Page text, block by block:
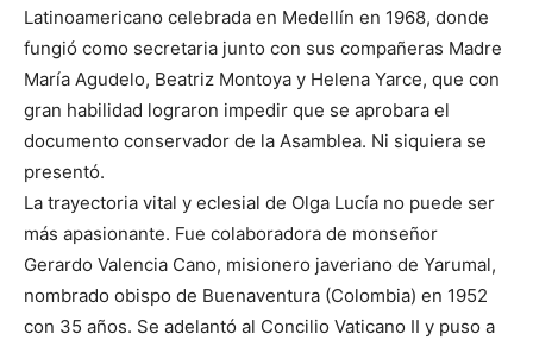
Latinoamericano celebrada en Medellín en 1968, donde
fungió como secretaria junto con sus compañeras Madre
María Agudelo, Beatriz Montoya y Helena Yarce, que con
gran habilidad lograron impedir que se aprobara el
documento conservador de la Asamblea. Ni siquiera se
presentó.
La trayectoria vital y eclesial de Olga Lucía no puede ser
más apasionante. Fue colaboradora de monseñor
Gerardo Valencia Cano, misionero javeriano de Yarumal,
nombrado obispo de Buenaventura (Colombia) en 1952
con 35 años. Se adelantó al Concilio Vaticano II y puso a